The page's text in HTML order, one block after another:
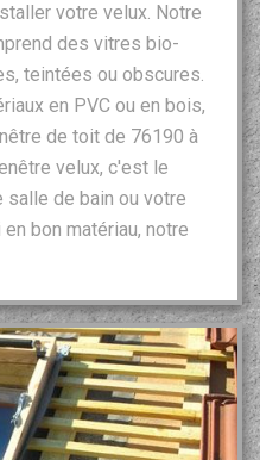
votre velux. Notre
des vitres bio-
teintées ou obscures.
en PVC ou en bois,
de toit de 76190 à
velux, c'est le
de bain ou votre
bon matériau, notre